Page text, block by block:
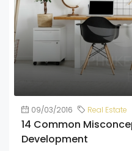
09/03/2016 Real Estate
14 Common
Development